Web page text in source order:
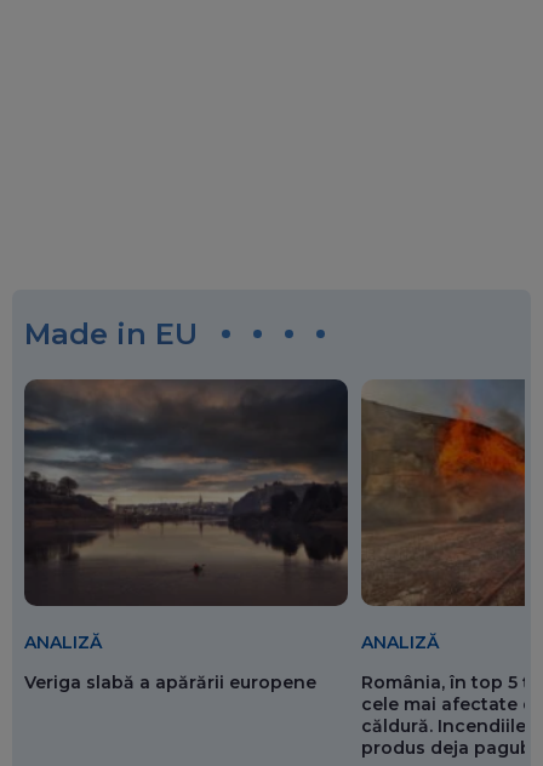
Made in EU
ANALIZĂ
Veriga slabă a apărării europene
ANALIZĂ
România, în top 5
cele mai afectate
căldură. Incendiile
produs deja